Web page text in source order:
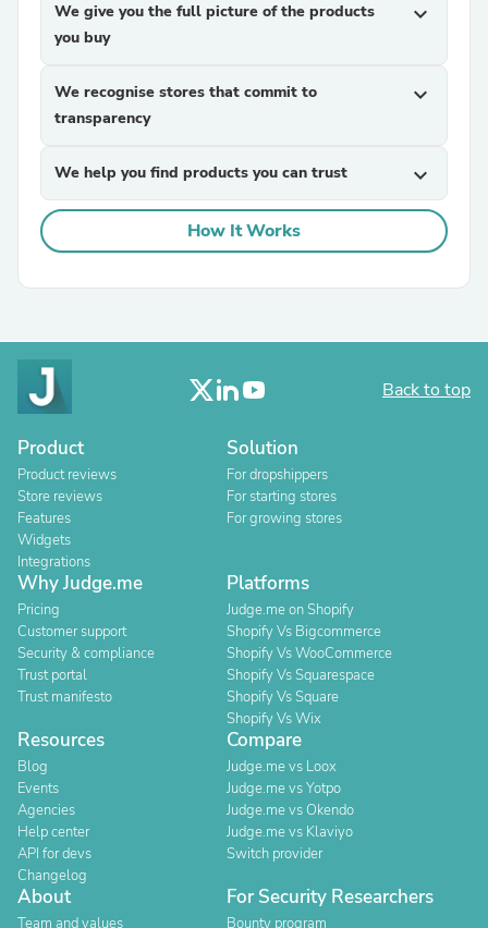
We give you the full picture of the products
you buy
expand_more
We recognise stores that commit to
transparency
expand_more
We help you find products you can trust expand_more
How It Works
Back to top
Product
Product reviews
Store reviews
Features
Widgets
Integrations
Solution
For dropshippers
For starting stores
For growing stores
Why Judge.me
Pricing
Customer support
Security & compliance
Trust portal
Trust manifesto
Platforms
Judge.me on Shopify
Shopify Vs Bigcommerce
Shopify Vs WooCommerce
Shopify Vs Squarespace
Shopify Vs Square
Shopify Vs Wix
Resources
Blog
Events
Agencies
Help center
API for devs
Changelog
Compare
Judge.me vs Loox
Judge.me vs Yotpo
Judge.me vs Okendo
Judge.me vs Klaviyo
Switch provider
About
Team and values
For Security Researchers
Bounty program